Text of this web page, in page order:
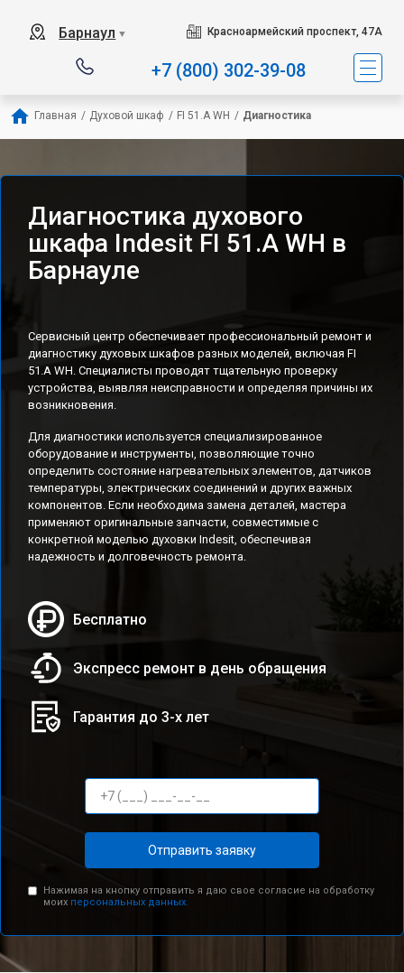
Барнаул ▼ Красноармейский проспект, 47А
+7 (800) 302-39-08
Главная / Духовой шкаф / FI 51.A WH / Диагностика
Диагностика духового
шкафа Indesit FI 51.A WH в
Барнауле
Сервисный центр обеспечивает профессиональный ремонт и
диагностику духовых шкафов разных моделей, включая FI
51.A WH. Специалисты проводят тщательную проверку
устройства, выявляя неисправности и определяя причины их
возникновения.
Для диагностики используется специализированное
оборудование и инструменты, позволяющие точно
определить состояние нагревательных элементов, датчиков
температуры, электрических соединений и других важных
компонентов. Если необходима замена деталей, мастера
применяют оригинальные запчасти, совместимые с
конкретной моделью духовки Indesit, обеспечивая
надежность и долговечность ремонта.
Бесплатно
Экспресс ремонт в день обращения
Гарантия до 3-х лет
Отправить заявку
Нажимая на кнопку отправить я даю свое согласие на обработку
моих персональных данных.